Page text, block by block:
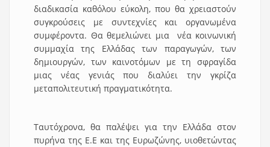
διαδικασία καθόλου εύκολη, που θα χρειαστούν
συγκρούσεις με συντεχνίες και οργανωμένα
συμφέροντα. Θα θεμελιώνει μια νέα κοινωνική
συμμαχία της Ελλάδας των παραγωγών, των
δημιουργών, των καινοτόμων με τη σφραγίδα
μιας νέας γενιάς που διαλύει την γκρίζα
μεταπολιτευτική πραγματικότητα.
Ταυτόχρονα, θα παλέψει για την Ελλάδα στον
πυρήνα της Ε.Ε και της Ευρωζώνης, υιοθετώντας